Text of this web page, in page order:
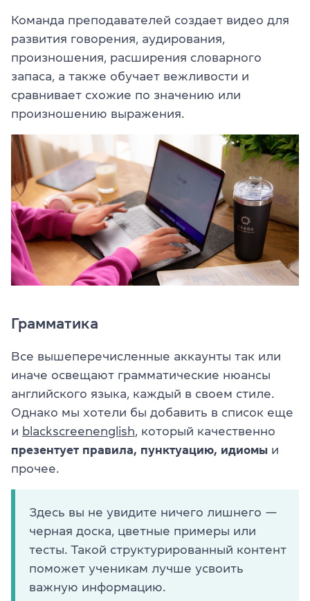
Команда преподавателей создает видео для
развития говорения, аудирования,
произношения, расширения словарного
запаса, а также обучает вежливости и
сравнивает схожие по значению или
произношению выражения.
Грамматика
Все вышеперечисленные аккаунты так или
иначе освещают грамматические нюансы
английского языка, каждый в своем стиле.
Однако мы хотели бы добавить в список еще
и blackscreenenglish, который качественно
презентует правила, пунктуацию, идиомы и
прочее.
Здесь вы не увидите ничего лишнего —
черная доска, цветные примеры или
тесты. Такой структурированный контент
поможет ученикам лучше усвоить
важную информацию.